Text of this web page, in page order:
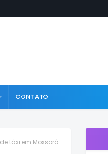
CONTATO
táxi em Mossoró